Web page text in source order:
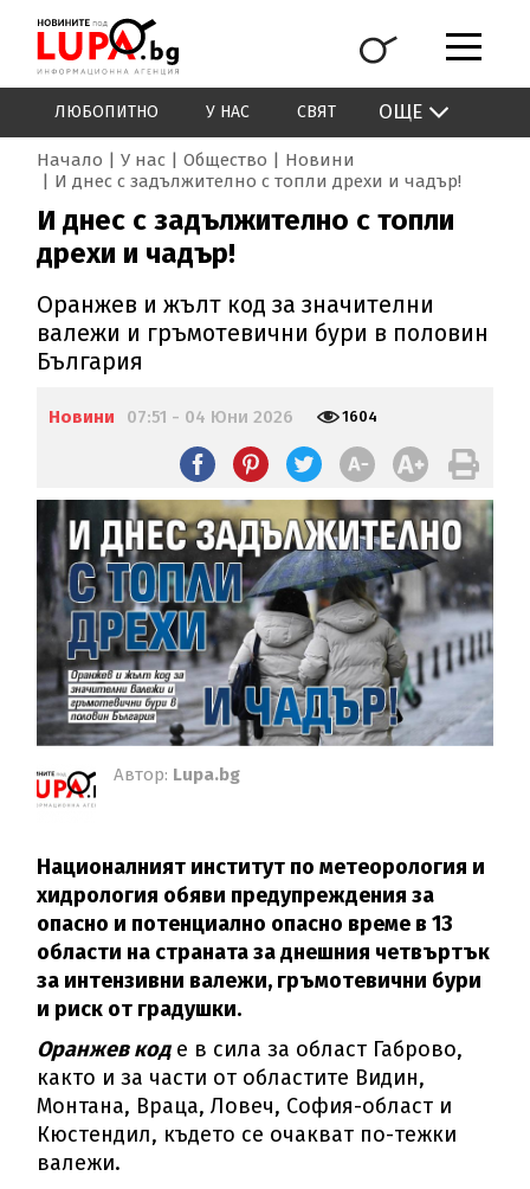
ЛЮБОПИТНО У НАС СВЯТ ОЩЕ
Начало У нас Общество
Новини
И днес с задължително с топли дрехи и чадър!
И днес с задължително с топли
дрехи и чадър!
Оранжев и жълт код за значителни
валежи и гръмотевични бури в половин
България
Новини 07:51 - 04 Юни 2026 1604
Автор: Lupa.bg
Националният институт по метеорология и
хидрология обяви предупреждения за
опасно и потенциално опасно време в 13
области на страната за днешния четвъртък
за интензивни валежи, гръмотевични бури
и риск от градушки.
Оранжев коде в сила за област Габрово,
както и за части от областите Видин,
Монтана, Враца, Ловеч, София-област и
Кюстендил, където се очакват по-тежки
валежи.